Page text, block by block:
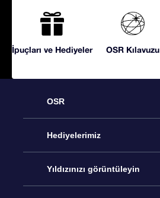
İpuçları ve Hediyeler OSR Kılavuzu
OSR
Hizmet
İletişim
Hediyelerimiz
Çevrimiçi Yıldız Hediyesi
Yıldızınızı görüntüleyin